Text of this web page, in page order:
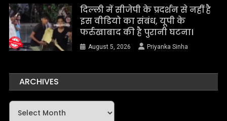
दिल्ली में सीजेपी के प्रदर्शन से नहीं है
इस वीडियो का संबंध, यूपी के
फर्रुखाबाद की है पुरानी घटना।
August 5, 2026 Priyanka Sinha
ARCHIVES
Archives